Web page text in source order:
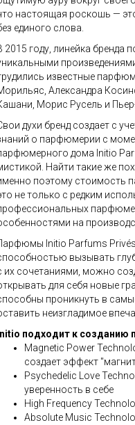
настоящая роскошь —
единого слова.
2015 году, линейка бренда
известные
Александра
Морис Русель и
духи бренд создает с
о парфюмерии с
дома Initio
Найти такие же
поэтому стоимость
не только с редким
на
Initio Parfums
вызывать
их сочетаниями, можно
для себя новые
проникнуть в
неизгладимое
подходит к созданию
Magnetic Power
создает эффект
Psychedelic Love
уверенность в себе
High Frequency
Absolute Music